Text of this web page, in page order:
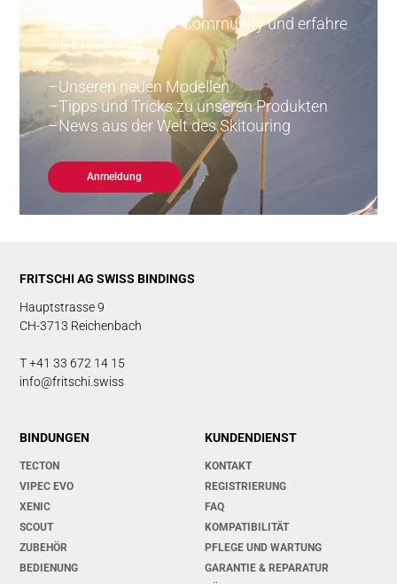
Sei Teil der Fritschi-Community und erfahre
als Erster von:
Unseren neuen Modellen
Tipps und Tricks zu unseren Produkten
News aus der Welt des Skitouring
Anmeldung
FRITSCHI AG SWISS BINDINGS
Hauptstrasse 9
CH-3713 Reichenbach
T +41 33 672 14 15
info@fritschi.swiss
BINDUNGEN
TECTON
VIPEC EVO
XENIC
SCOUT
ZUBEHÖR
BEDIENUNG
KUNDENDIENST
KONTAKT
REGISTRIERUNG
FAQ
KOMPATIBILITÄT
PFLEGE UND WARTUNG
GARANTIE & REPARATUR